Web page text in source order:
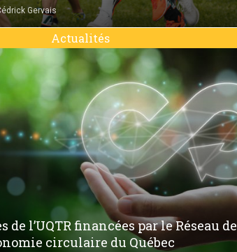
Gervais
Actualités
de l’UQTR financées par le Réseau de
circulaire du Québec